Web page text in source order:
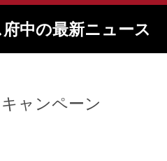
中の最新ニュース
ャンペーン